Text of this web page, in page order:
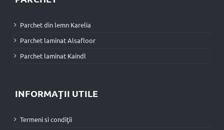
Parchet din lemn Karelia
Parchet laminat Alsafloor
Parchet laminat Kaindl
INFORMAŢII UTILE
Termeni si condiţii